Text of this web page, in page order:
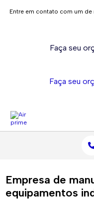
Entre em contato com um de
Faça seu
Faça seu
Empresa de
equipamentos